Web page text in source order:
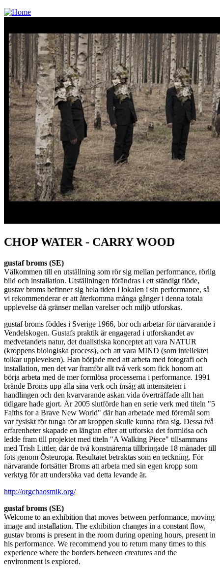
Jump to navigation
CHOP WATER - CARRY WOOD
gustaf broms (SE)
Välkommen till en utställning som rör sig mellan performance, rörlig
bild och installation. Utställningen förändras i ett ständigt flöde,
gustav broms befinner sig hela tiden i lokalen i sin performance, så
vi rekommenderar er att återkomma många gånger i denna totala
upplevelse då gränser mellan varelser och miljö utforskas.
gustaf broms föddes i Sverige 1966, bor och arbetar för närvarande i
Vendelskogen. Gustafs praktik är engagerad i utforskandet av
medvetandets natur, det dualistiska konceptet att vara NATUR
(kroppens biologiska process), och att vara MIND (som intellektet
tolkar upplevelsen). Han började med att arbeta med fotografi och
installation, men det var framför allt två verk som fick honom att
börja arbeta med de mer formlösa processerna i performance. 1991
brände Broms upp alla sina verk och insåg att intensiteten i
handlingen och den kvarvarande askan vida överträffade allt han
tidigare hade gjort. År 2005 slutförde han en serie verk med titeln "5
Faiths for a Brave New World" där han arbetade med föremål som
var fysiskt för tunga för att kroppen skulle kunna röra sig. Dessa två
erfarenheter skapade en längtan efter att utforska det formlösa och
ledde fram till projektet med titeln "A Walking Piece" tillsammans
med Trish Littler, där de två konstnärerna tillbringade 18 månader till
fots genom Östeuropa. Resultatet betraktas som en teckning. För
närvarande fortsätter Broms att arbeta med sin egen kropp som
verktyg för att undersöka vad detta levande är.
http://orgchaosmik.org/
gustaf broms (SE)
Welcome to an exhibition that moves between performance, moving
image and installation. The exhibition changes in a constant flow,
gustav broms is present in the room during opening hours, present in
his performance. We recommend you to return many times to this
experience where the borders between creatures and the
environment is explored.